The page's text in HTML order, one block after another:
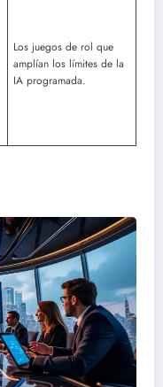
Los juegos de rol que
amplían los límites de la
IA programada.